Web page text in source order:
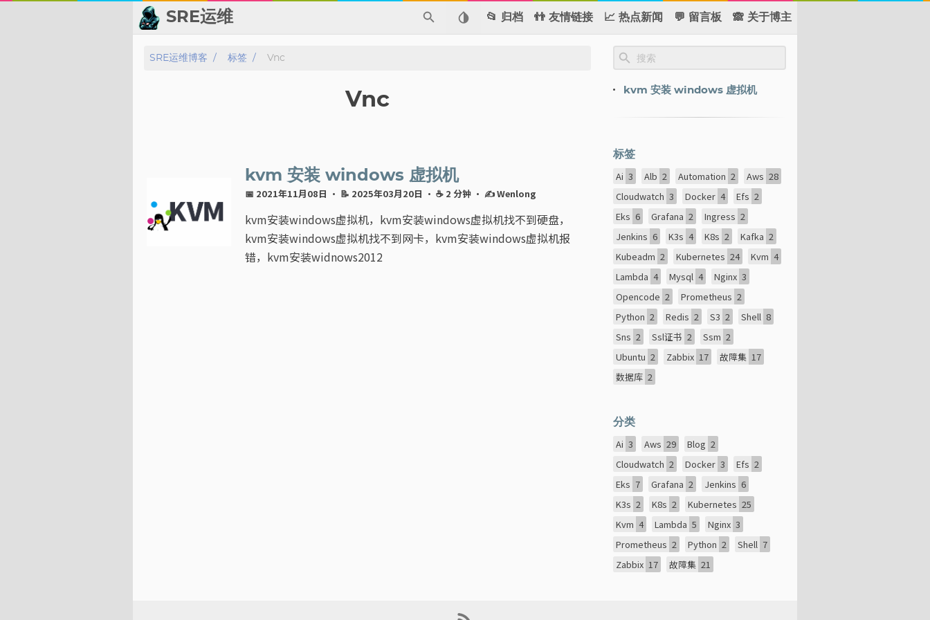
SRE运维
📂 归档
标签
📂 归档 👬 友情链接 📈 热点新闻 💬 留言板 🙈 关于博主
SRE运维博客 标签 Vnc
Vnc
kvm 安装 windows 虚拟机
📅 2021年11月08日 · 📝 2025年03月20日 · ☕ 2 分钟 · ✍ Wenlong
kvm安装windows虚拟机，kvm安装windows虚拟机找不到硬盘，
kvm安装windows虚拟机找不到网卡，kvm安装windows虚拟机报
错，kvm安装widnows2012
kvm 安装 windows 虚拟机
标签
Ai 3 Alb 2 Automation 2 Aws 28
Cloudwatch 3 Docker 4 Efs 2
Eks 6 Grafana 2 Ingress 2
Jenkins 6 K3s 4 K8s 2 Kafka 2
Kubeadm 2 Kubernetes 24 Kvm 4
Lambda 4 Mysql 4 Nginx 3
Opencode 2 Prometheus 2
Python 2 Redis 2 S3 2 Shell 8
Sns 2 Ssl证书 2 Ssm 2
Ubuntu 2 Zabbix 17 故障集 17
数据库 2
分类
Ai 3 Aws 29 Blog 2
Cloudwatch 2 Docker 3 Efs 2
Eks 7 Grafana 2 Jenkins 6
K3s 2 K8s 2 Kubernetes 25
Kvm 4 Lambda 5 Nginx 3
Prometheus 2 Python 2 Shell 7
Zabbix 17 故障集 21